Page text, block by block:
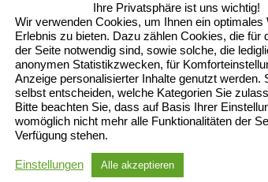
Ihre Privatsphäre ist uns wichtig!
Wir verwenden Cookies, um Ihnen ein optimales
Erlebnis zu bieten. Dazu zählen Cookies, die für
der Seite notwendig sind, sowie solche, die
anonymen Statistikzwecken, für
Anzeige personalisierter Inhalte genutzt werden.
selbst entscheiden, welche Kategorien Sie
Bitte beachten Sie, dass auf Basis Ihrer
womöglich nicht mehr alle Funktionalitäten der
Verfügung stehen.
Einstellungen Alle akzeptieren